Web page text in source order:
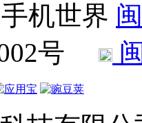
机世界
号